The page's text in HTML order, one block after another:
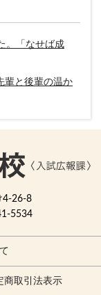
。「なせば成
輩と後輩の温か
4-26-8
5534
商取引法表示